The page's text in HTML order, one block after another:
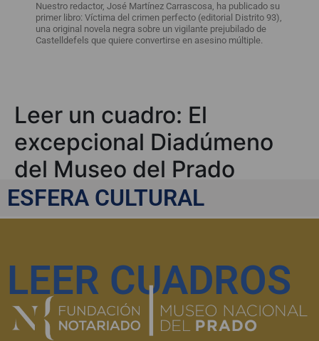
Nuestro redactor, José Martínez Carrascosa, ha publicado su
primer libro: Víctima del crimen perfecto (editorial Distrito 93),
una original novela negra sobre un vigilante prejubilado de
Castelldefels que quiere convertirse en asesino múltiple.
Leer un cuadro: El
excepcional Diadúmeno
del Museo del Prado
ESFERA CULTURAL
LEER CUADROS